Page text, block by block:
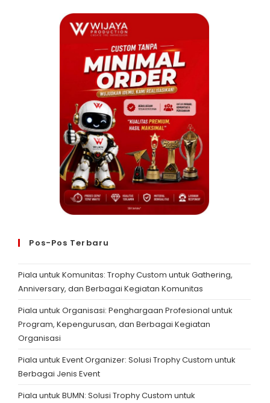
Pos-Pos Terbaru
Piala untuk Komunitas: Trophy Custom untuk Gathering,
Anniversary, dan Berbagai Kegiatan Komunitas
Piala untuk Organisasi: Penghargaan Profesional untuk
Program, Kepengurusan, dan Berbagai Kegiatan
Organisasi
Piala untuk Event Organizer: Solusi Trophy Custom untuk
Berbagai Jenis Event
Piala untuk BUMN: Solusi Trophy Custom untuk